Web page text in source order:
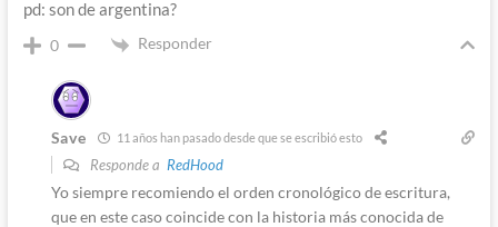
pd: son de argentina?
0 Responder
Save 11 años han pasado desde que se escribió esto
Responde a RedHood
Yo siempre recomiendo el orden cronológico de escritura,
que en este caso coincide con la historia más conocida de